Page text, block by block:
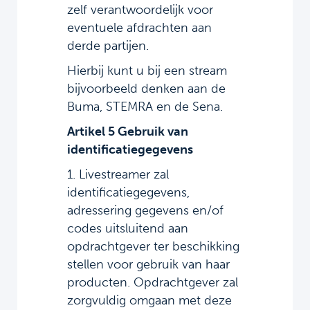
zelf verantwoordelijk voor
eventuele afdrachten aan
derde partijen.
Hierbij kunt u bij een stream
bijvoorbeeld denken aan de
Buma, STEMRA en de Sena.
Artikel 5 Gebruik van
identificatiegegevens
1. Livestreamer zal
identificatiegegevens,
adressering gegevens en/of
codes uitsluitend aan
opdrachtgever ter beschikking
stellen voor gebruik van haar
producten. Opdrachtgever zal
zorgvuldig omgaan met deze